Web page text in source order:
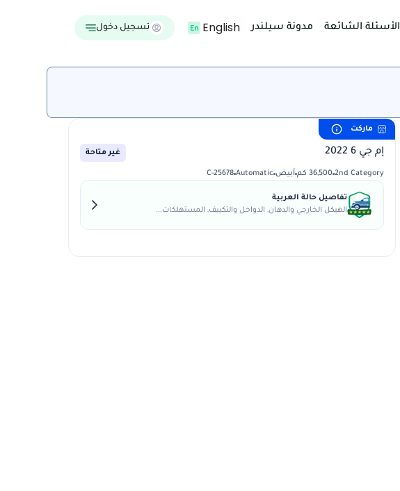
الأسئلة الشائعة مدونة سيلندر English تسجيل دخول
ماركت
إم جي 6 2022 غير متاحة
2nd Category 36,500 كم أبيض Automatic
C-25678
تفاصيل حالة العربية
الهيكل الخارجي والدهان, الدواخل والتكييف, المستهلكات...